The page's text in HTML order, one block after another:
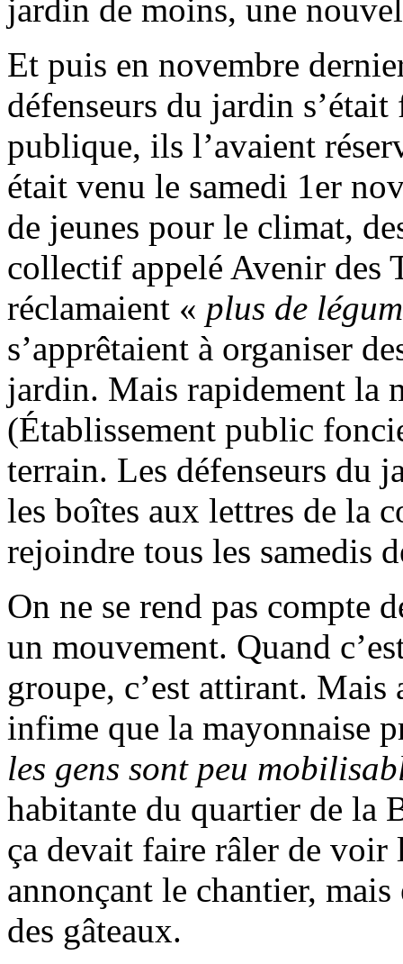
jardin de moins, une
Et puis en novembre
défenseurs du jardin
publique, ils l’avaient
était venu le samedi 1er
de jeunes pour le climat,
collectif appelé Avenir des
réclamaient « plus de
s’apprêtaient à organiser
jardin. Mais rapidement la
(Établissement public
terrain. Les défenseurs du
les boîtes aux lettres de la
rejoindre tous les samedis
On ne se rend pas compte
un mouvement. Quand
groupe, c’est attirant.
infime que la mayonnaise
les gens sont peu
habitante du quartier de la
ça devait faire râler de voir
annonçant le chantier,
des gâteaux.